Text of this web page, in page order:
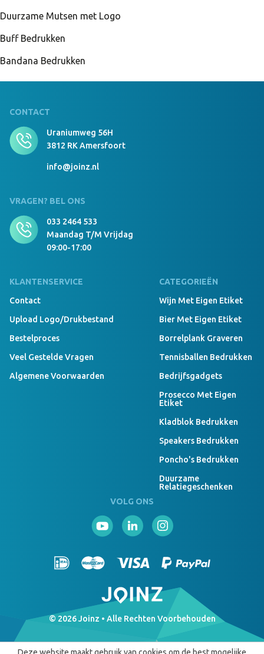
Duurzame Mutsen met Logo
Buff Bedrukken
Bandana Bedrukken
CONTACT
Uraniumweg 56H
3812 RK Amersfoort
info@joinz.nl
VRAGEN? BEL ONS
033 2464 533
Maandag T/m Vrijdag
09:00-17:00
KLANTENSERVICE
Contact
Upload Logo/drukbestand
Bestelproces
Veel Gestelde Vragen
Algemene Voorwaarden
CATEGORIEËN
Wijn Met Eigen Etiket
Bier Met Eigen Etiket
Borrelplank Graveren
Tennisballen Bedrukken
Bedrijfsgadgets
Prosecco Met Eigen
Etiket
Kladblok Bedrukken
Speakers Bedrukken
Poncho's Bedrukken
Duurzame
Relatiegeschenken
VOLG ONS
© 2026 Joinz • Alle Rechten Voorbehouden